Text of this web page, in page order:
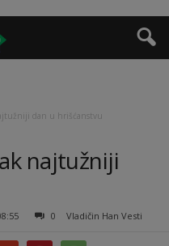
dan u hrišćanstvu
najtužniji
0 Vladičin Han Vesti